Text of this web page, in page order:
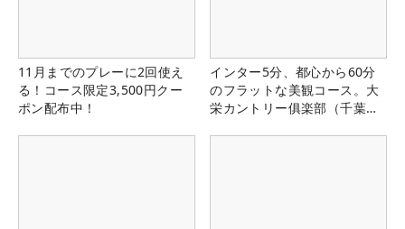
11月までのプレーに2回使え
る！コース限定3,500円クー
ポン配布中！
インター5分、都心から60分
のフラットな美観コース。大
栄カントリー俱楽部（千葉